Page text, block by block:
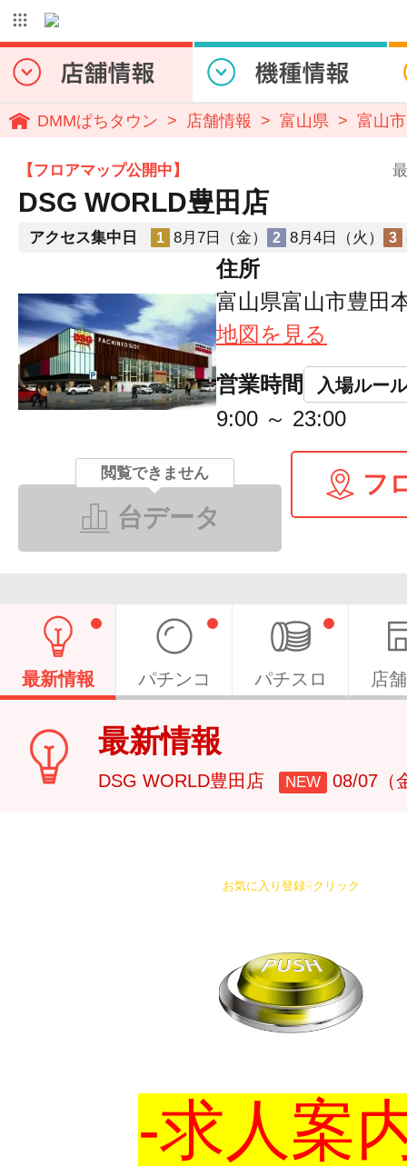
DMMぱちタウン 店舗情報 富山県 富山市
【フロアマップ公開中】
DSG WORLD豊田店
アクセス集中日 1 8月7日（金） 2 8月4日（火） 3
住所
富山県富山市豊田
地図を見る
営業時間 入場ルール
9:00 ～ 23:00
閲覧できません
台データ
フ
最新情報 パチンコ パチスロ 店
最新情報
DSG WORLD豊田店 NEW 08/07（
お気に入り登録☟クリック
-求人案